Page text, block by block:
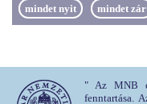
TEVÉKENYSÉG
LEÍRÁSA
MEGNEVEZÉSE
ENGEDÉLYEZŐ
" Az MNB
fenntartása.